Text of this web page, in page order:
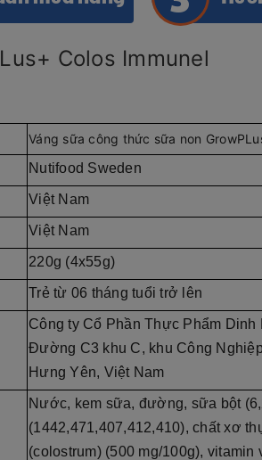
Colos Immunel
Váng sữa công thức sữa non
Nutifood Sweden
Việt Nam
Việt Nam
220g (4x55g)
Trẻ từ 06 tháng tuổi trở lên
Công ty Cổ Phần Thực Phẩm
Đường C3 khu C, khu Công
Hưng Yên, Việt Nam
Nước, kem sữa, đường, sữa bột
(1442,471,407,412,410), chất xơ
(colostrum) (500 mg/100g),